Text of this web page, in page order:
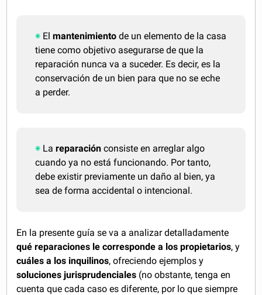
Elmantenimiento de un elemento de la casa
tiene como objetivo asegurarse de que la
reparación nunca va a suceder. Es decir, es la
conservación de un bien para que no se eche
a perder.
Lareparación consiste en arreglar algo
cuando ya no está funcionando. Por tanto,
debe existir previamente un daño al bien, ya
sea de forma accidental o intencional.
En la presente guía se va a analizar detalladamente
qué reparaciones le corresponde a los propietarios, y
cuáles a los inquilinos, ofreciendo ejemplos y
soluciones jurisprudenciales (no obstante, tenga en
cuenta que cada caso es diferente, por lo que siempre